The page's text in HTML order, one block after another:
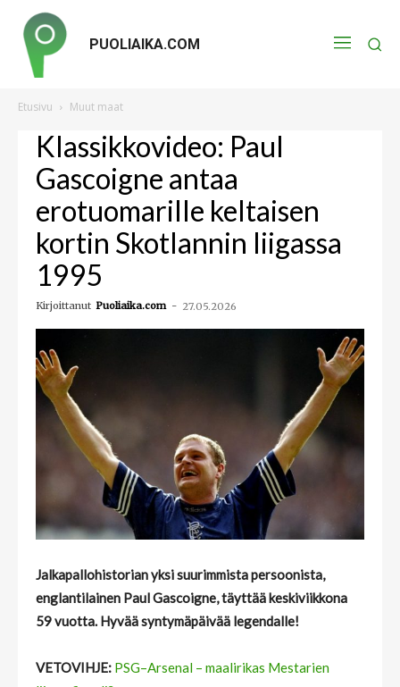
PUOLIAIKA.COM
Etusivu Muut maat
Klassikkovideo: Paul
Gascoigne antaa
erotuomarille keltaisen
kortin Skotlannin liigassa
1995
Kirjoittanut Puoliaika.com - 27.05.2026
Jalkapallohistorian yksi suurimmista persoonista,
englantilainen Paul Gascoigne, täyttää keskiviikkona
59 vuotta. Hyvää syntymäpäivää legendalle!
VETOVIHJE: PSG–Arsenal – maalirikas Mestarien